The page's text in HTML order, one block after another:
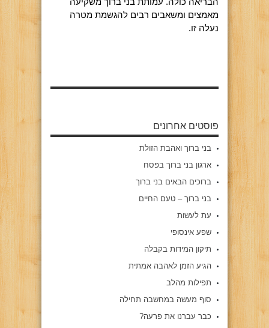
מאמצים ומשאבים רבים להגשמת מטרה
נעלה זו.
פוסטים אחרונים
בני ברוך ואהבת הזולת
ארגון בני ברוך בפסח
ברוכים הבאים בני ברוך
בני ברוך – טעם החיים
עת לעשות
שפע אינסופי
תיקון המידות בקבלה
הגיע הזמן לאהבה אמתית
תפילות מהלב
סוף מעשה במחשבה תחילה
כבר עברנו את פרעה?